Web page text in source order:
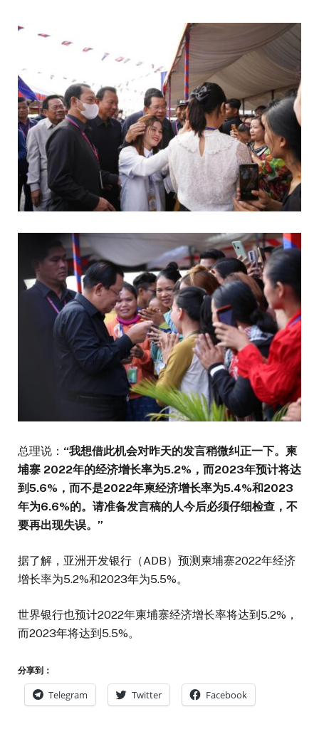
总理说： “我想借此机会对昨天的发言稍微纠正一下。柬
埔寨 2022年的经济增长率为5.2%，而2023年预计将达
到5.6%，而不是2022年柬经济增长率为5.4%和2023
年为6.6%的。请准备发言稿的人今后必须仔细检查，不
要再出现失误。”
据了解，亚洲开发银行（ADB）预测柬埔寨2022年经济
增长率为5.2%和2023年为5.5%。
世界银行也预计2022年柬埔寨经济增长率将达到5.2%，
而2023年将达到5.5%。
分享到：
Telegram Twitter Facebook